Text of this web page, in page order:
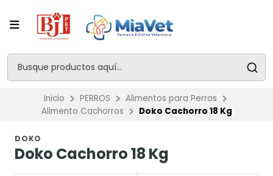
Inicio PERROS
Alimentos para Perros
Alimento Cachorros
Doko Cachorro 18 Kg
DOKO
Doko Cachorro 18 Kg